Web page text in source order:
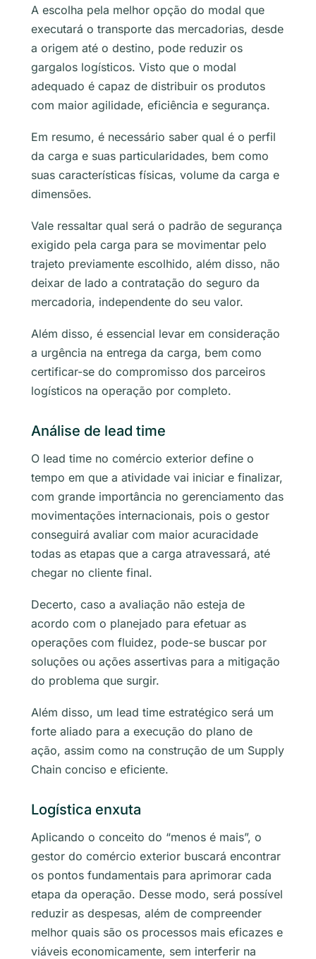
A escolha pela melhor opção do modal que
executará o transporte das mercadorias, desde
a origem até o destino, pode reduzir os
gargalos logísticos. Visto que o modal
adequado é capaz de distribuir os produtos
com maior agilidade, eficiência e segurança.
Em resumo, é necessário saber qual é o perfil
da carga e suas particularidades, bem como
suas características físicas, volume da carga e
dimensões.
Vale ressaltar qual será o padrão de segurança
exigido pela carga para se movimentar pelo
trajeto previamente escolhido, além disso, não
deixar de lado a contratação do seguro da
mercadoria, independente do seu valor.
Além disso, é essencial levar em consideração
a urgência na entrega da carga, bem como
certificar-se do compromisso dos parceiros
logísticos na operação por completo.
Análise de lead time
O lead time no comércio exterior define o
tempo em que a atividade vai iniciar e finalizar,
com grande importância no gerenciamento das
movimentações internacionais, pois o gestor
conseguirá avaliar com maior acuracidade
todas as etapas que a carga atravessará, até
chegar no cliente final.
Decerto, caso a avaliação não esteja de
acordo com o planejado para efetuar as
operações com fluidez, pode-se buscar por
soluções ou ações assertivas para a mitigação
do problema que surgir.
Além disso, um lead time estratégico será um
forte aliado para a execução do plano de
ação, assim como na construção de um Supply
Chain conciso e eficiente.
Logística enxuta
Aplicando o conceito do “menos é mais”, o
gestor do comércio exterior buscará encontrar
os pontos fundamentais para aprimorar cada
etapa da operação. Desse modo, será possível
reduzir as despesas, além de compreender
melhor quais são os processos mais eficazes e
viáveis economicamente, sem interferir na